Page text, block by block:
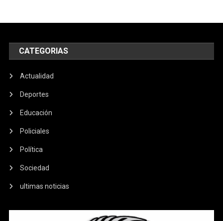
CATEGORIAS
Actualidad
Deportes
Educación
Policiales
Política
Sociedad
ultimas noticias